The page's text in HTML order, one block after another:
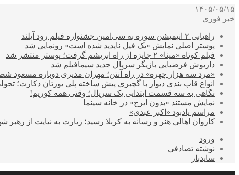
۱۴۰۵/۰۵/۱۵
خبر فوری
راهیابی ۲ انیمیشن سوره به سی‌امین جشنواره فیلم رود آیلند
پوستر اصلی نمایش «یک فیل ناپدید شده است» رونمایی شد
فیلم کوتاه «مینا» ۲ جایزه از راه ابریشم گرفت؛ پوستر منتشر شد
داریوش فرضیایی بازیگر سریال جدید سیمافیلم شد
«مرد سه هزار چهره» در راه آنتن؛ مهران مدیری دوباره مسعود
انواع قاب بندی دیوار با گچبری پیش ساخته پلی یورتان دکارت؛
نگاهی به سه قسمت ابتدایی یک سریال؛ وقتی همه کوریم!
نمایش مستند «بدون ایرج» در خانه سینما
مراسم یادبود «اکبر عبدی»
کاروان اهالی هنر و رسانه به کربلا رسید؛ زیارت به نیایت از رهبر
ورود
نوشته تصادفی
سایدبار